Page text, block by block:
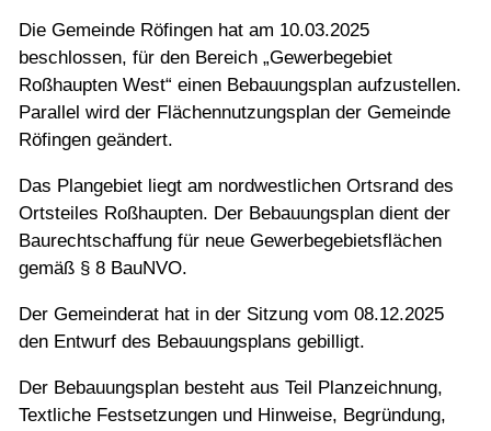
Die Gemeinde Röfingen hat am 10.03.2025
beschlossen, für den Bereich „Gewerbegebiet
Roßhaupten West“ einen Bebauungsplan aufzustellen.
Parallel wird der Flächennutzungsplan der Gemeinde
Röfingen geändert.
Das Plangebiet liegt am nordwestlichen Ortsrand des
Ortsteiles Roßhaupten. Der Bebauungsplan dient der
Baurechtschaffung für neue Gewerbegebietsflächen
gemäß § 8 BauNVO.
Der Gemeinderat hat in der Sitzung vom 08.12.2025
den Entwurf des Bebauungsplans gebilligt.
Der Bebauungsplan besteht aus Teil Planzeichnung,
Textliche Festsetzungen und Hinweise, Begründung,